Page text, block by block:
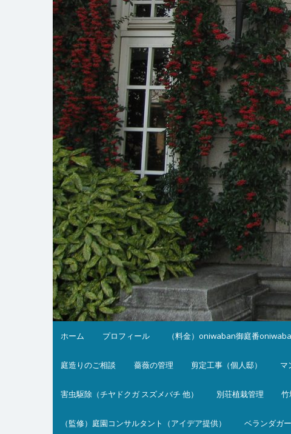
ホーム プロフィール （料金）oniwaban御庭番
庭造りのご相談 薔薇の管理 剪定工事（個人邸） マ
害虫駆除（チヤドクガ スズメバチ 他） 別荘植栽管理
（監修）庭園コンサルタント（アイデア提供） ベランダガ